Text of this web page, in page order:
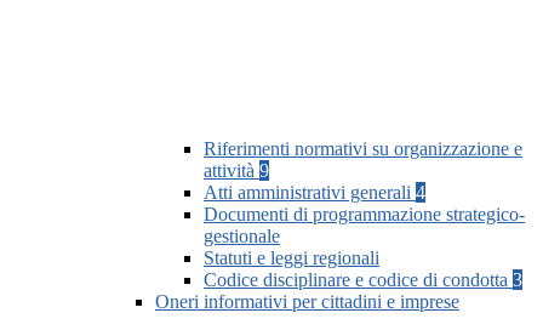
Riferimenti normativi su organizzazione e
attività 9
Atti amministrativi generali 4
Documenti di programmazione strategico-
gestionale
Statuti e leggi regionali
Codice disciplinare e codice di condotta 3
Oneri informativi per cittadini e imprese